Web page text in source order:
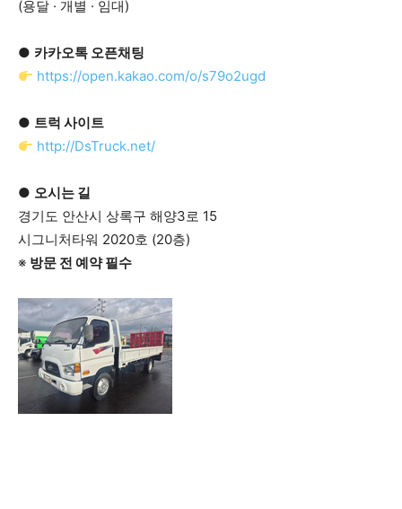
(용달 · 개별 · 임대)
● 카카오톡 오픈채팅
https://open.kakao.com/o/s79o2ugd
● 트럭 사이트
http://DsTruck.net/
● 오시는 길
경기도 안산시 상록구 해양3로 15
시그니처타워 2020호 (20층)
※ 방문 전 예약 필수